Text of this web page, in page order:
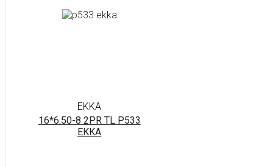
EKKA
16*6.50-8 2PR TL P533
EKKA